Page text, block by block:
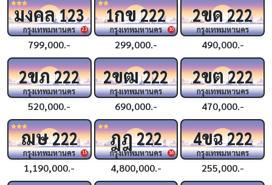
23
มงคล123
กรุงเทพมหานคร
799,000.-
10
1กข222
กรุงเทพมหานคร
299,000.-
2ขด222
กรุงเทพมหานคร
490,000.-
2ขภ222
กรุงเทพมหานคร
520,000.-
2ขฒ222
กรุงเทพมหานคร
690,000.-
2ขต222
กรุงเทพมหานคร
470,000.-
15
ฌษ222
กรุงเทพมหานคร
1,190,000.-
16
ฎฎ222
กรุงเทพมหานคร
4,800,000.-
4ขฉ222
กรุงเทพมหานคร
255,000.-